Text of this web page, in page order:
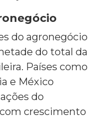
do agronegócio
do total da
Países como
e México
do
crescimento